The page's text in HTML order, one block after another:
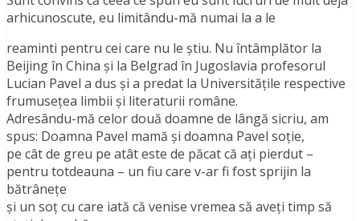
arhicunoscute, eu limitându-mă numai la a le
reaminti pentru cei care nu le ştiu. Nu întâmplător la
Beijing în China şi la Belgrad în Jugoslavia profesorul
Lucian Pavel a dus şi a predat la Universităţile respective
frumuseţea limbii şi literaturii române.
Adresându-mă celor două doamne de lângă sicriu, am
spus: Doamna Pavel mamă şi doamna Pavel soţie,
pe cât de greu pe atât este de păcat că aţi pierdut –
pentru totdeauna – un fiu care v-ar fi fost sprijin la
bătrâneţe
şi un soţ cu care iată că venise vremea să aveţi timp să